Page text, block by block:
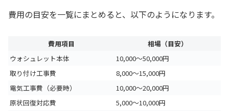
費用の目安を一覧にまとめると、以下のようになります。
費用項目
相場（目安）
ウォシュレット本体
10,000〜50,000円
取り付け工事費
8,000〜15,000円
電気工事費（必要時）
10,000〜20,000円
原状回復対応費
5,000〜10,000円